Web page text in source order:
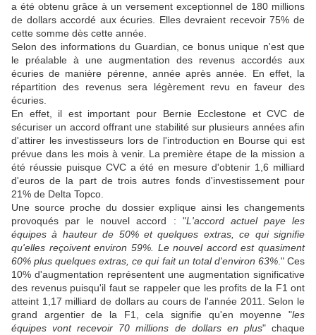
a été obtenu grâce à un versement exceptionnel de 180 millions
de dollars accordé aux écuries. Elles devraient recevoir 75% de
cette somme dès cette année.
Selon des informations du Guardian, ce bonus unique n'est que
le préalable à une augmentation des revenus accordés aux
écuries de manière pérenne, année après année. En effet, la
répartition des revenus sera légèrement revu en faveur des
écuries.
En effet, il est important pour Bernie Ecclestone et CVC de
sécuriser un accord offrant une stabilité sur plusieurs années afin
d'attirer les investisseurs lors de l'introduction en Bourse qui est
prévue dans les mois à venir. La première étape de la mission a
été réussie puisque CVC a été en mesure d'obtenir 1,6 milliard
d'euros de la part de trois autres fonds d'investissement pour
21% de Delta Topco.
Une source proche du dossier explique ainsi les changements
provoqués par le nouvel accord : "L'accord actuel paye les
équipes à hauteur de 50% et quelques extras, ce qui signifie
qu'elles reçoivent environ 59%. Le nouvel accord est quasiment
60% plus quelques extras, ce qui fait un total d'environ 63%." Ces
10% d'augmentation représentent une augmentation significative
des revenus puisqu'il faut se rappeler que les profits de la F1 ont
atteint 1,17 milliard de dollars au cours de l'année 2011. Selon le
grand argentier de la F1, cela signifie qu'en moyenne "les
équipes vont recevoir 70 millions de dollars en plus" chaque